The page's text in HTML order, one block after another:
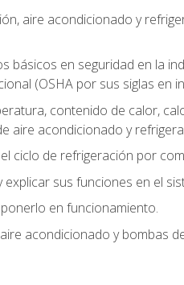
aire acondicionado y
básicos en seguridad en la
(OSHA por sus siglas en
contenido de calor,
aire acondicionado y
ciclo de refrigeración por
sus funciones en el
en funcionamiento.
acondicionado y bombas